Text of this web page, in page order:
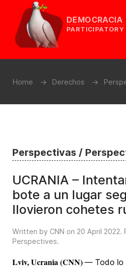
Home Derechos
Perspectivas /
UCRANIA –
bote a un lugar
llovieron cohetes
Written by CNN on 20 April 2022.
Perspectives.
Lviv, Ucrania (CNN) — Todo lo